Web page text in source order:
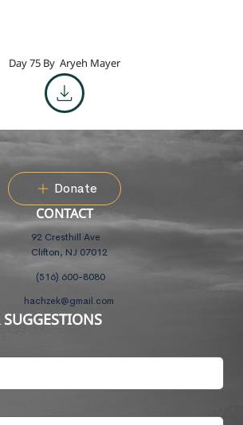
Day 75 By Aryeh Mayer
Donate
CONTACT
92 Cresthill Ave
Clifton, NJ 07012
(516) 600-8080
hachzek@gmail.com